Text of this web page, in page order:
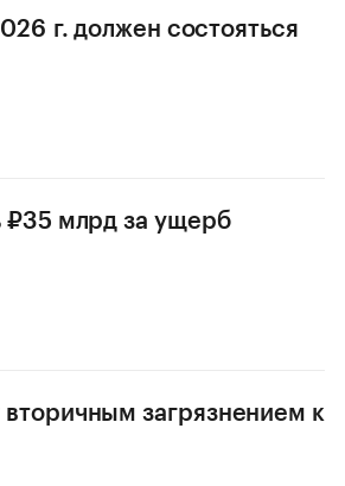
г. должен состояться
₽35 млрд за ущерб
загрязнением к